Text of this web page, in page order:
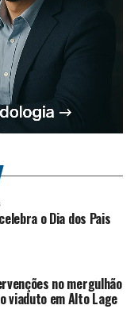
o Dia dos Pais
no mergulhão
viaduto em Alto Lage